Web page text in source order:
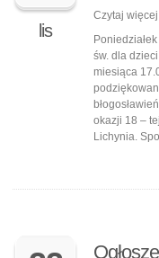
lis
Czytaj więcej
św. dla
miesiąca
okazji 18 –
Lichynia.